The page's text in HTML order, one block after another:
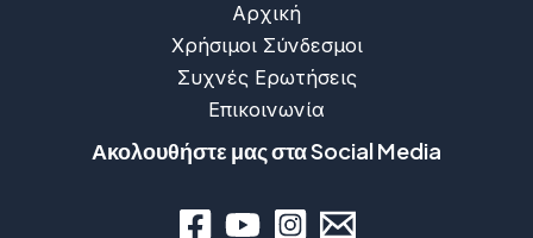
Αρχική
Χρήσιμοι Σύνδεσμοι
Συχνές Ερωτήσεις
Επικοινωνία
Ακολουθήστε μας στα Social Media